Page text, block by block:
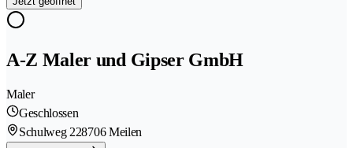
A-Z Maler und Gipser GmbH
Maler
Geschlossen
Schulweg 228706 Meilen